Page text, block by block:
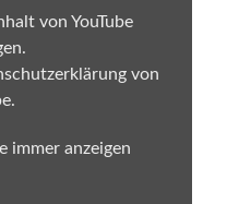
von YouTube
von
.
immer anzeigen